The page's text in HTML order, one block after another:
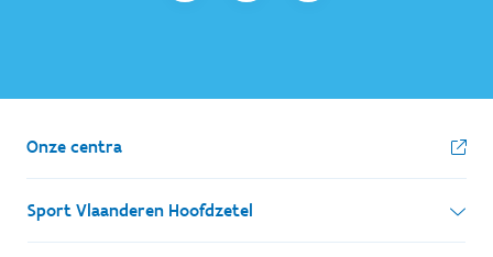
Onze centra
Sport Vlaanderen Hoofdzetel